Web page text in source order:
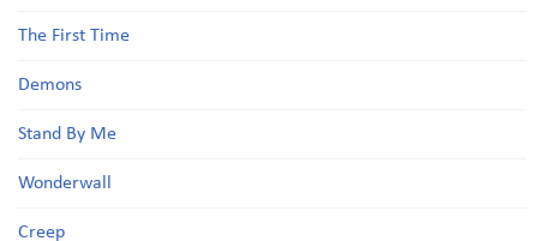
The First Time
Demons
Stand By Me
Wonderwall
Creep